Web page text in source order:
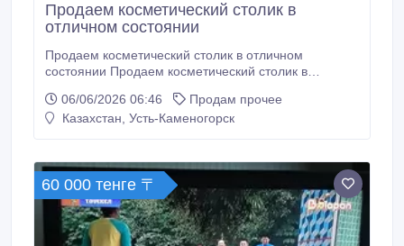
Продаем косметический столик в
отличном состоянии
Продаем косметический столик в отличном
состоянии Продаем косметический столик в
06/06/2026 06:46
Продам прочее
Казахстан, Усть-Каменогорск
60 000 тенге 〒